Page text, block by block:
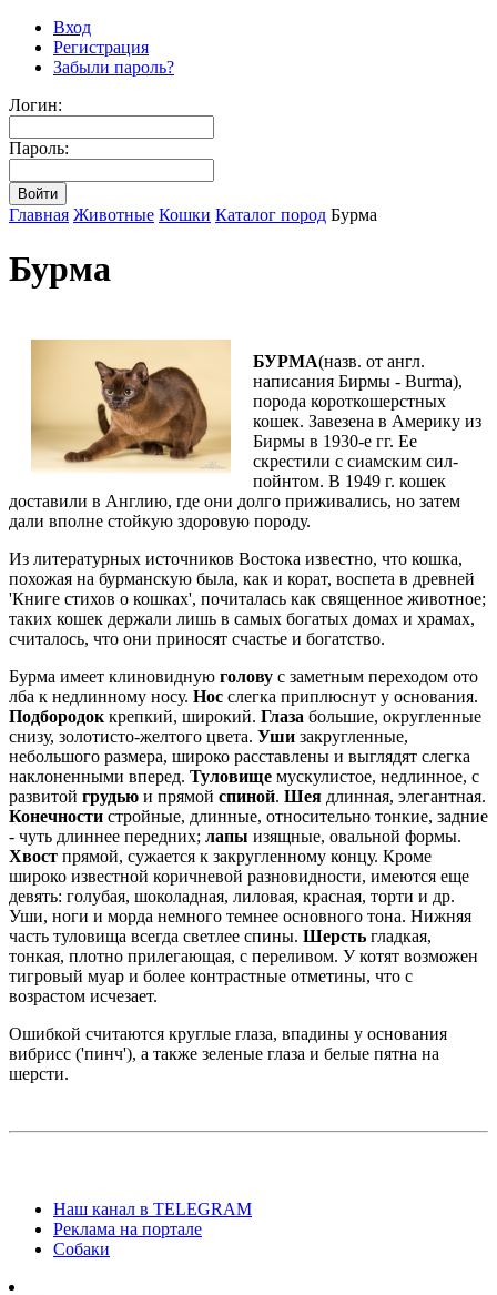
Вход
Регистрация
Забыли пароль?
Логин:
Пароль:
Главная Животные Кошки Каталог пород Бурма
Бурма
БУРМА(назв. от англ.
написания Бирмы - Burma),
порода короткошерстных
кошек. Завезена в Америку из
Бирмы в 1930-е гг. Ее
скрестили с сиамским сил-
пойнтом. В 1949 г. кошек
доставили в Англию, где они долго приживались, но затем
дали вполне стойкую здоровую породу.
Из литературных источников Востока известно, что кошка,
похожая на бурманскую была, как и корат, воспета в древней
'Книге стихов о кошках', почиталась как священное животное;
таких кошек держали лишь в самых богатых домах и храмах,
считалось, что они приносят счастье и богатство.
Бурма имеет клиновидную голову с заметным переходом ото
лба к недлинному носу. Нос слегка приплюснут у основания.
Подбородок крепкий, широкий. Глаза большие, округленные
снизу, золотисто-желтого цвета. Уши закругленные,
небольшого размера, широко расставлены и выглядят слегка
наклоненными вперед. Туловище мускулистое, недлинное, с
развитой грудью и прямой спиной. Шея длинная, элегантная.
Конечности стройные, длинные, относительно тонкие, задние
- чуть длиннее передних; лапы изящные, овальной формы.
Хвост прямой, сужается к закругленному концу. Кроме
широко известной коричневой разновидности, имеются еще
девять: голубая, шоколадная, лиловая, красная, торти и др.
Уши, ноги и морда немного темнее основного тона. Нижняя
часть туловища всегда светлее спины. Шерсть гладкая,
тонкая, плотно прилегающая, с переливом. У котят возможен
тигровый муар и более контрастные отметины, что с
возрастом исчезает.
Ошибкой считаются круглые глаза, впадины у основания
вибрисс ('пинч'), а также зеленые глаза и белые пятна на
шерсти.
Наш канал в TELEGRAM
Реклама на портале
Собаки